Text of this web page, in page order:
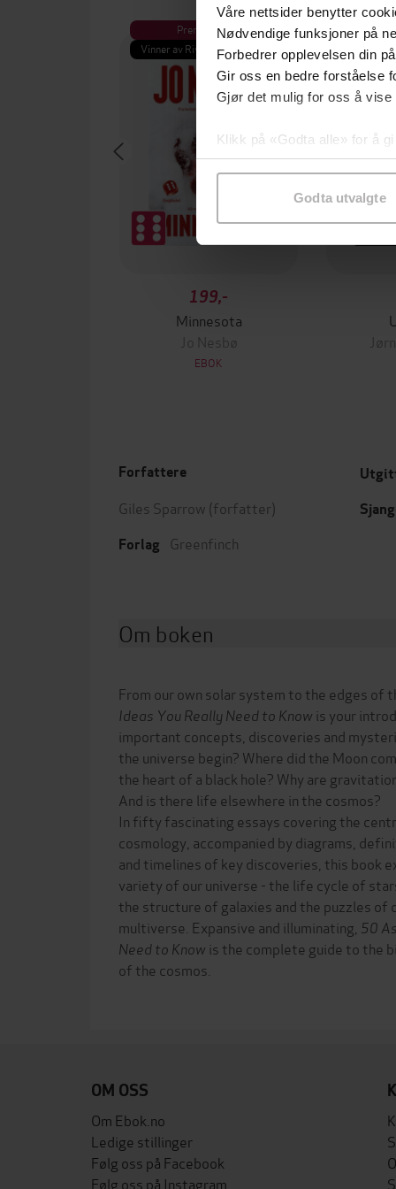
Våre nettsider benytter
Nødvendige funksjoner på
Forbedrer opplevelsen din
Gir oss en bedre forståelse
Gjør det mulig for oss å vise
Klikk på «Godta alle» for å
samtykke til spesifikke
Godta utvalgte
Premium
Vinner av Rivertonprisen
199,-
Minnesota
Jo Nesbø
EBOK
Første
Forfattere
Giles Sparrow (forfatter)
Forlag Greenfinch
Om boken
From our own solar system to the edges of
Ideas You Really Need to Know is your
important concepts, discoveries and
the universe begin? Where did the Moon
the heart of a black hole? Why are
And is there life elsewhere in the cosmos?
In fifty fascinating essays covering the
cosmology, accompanied by diagrams,
and timelines of key discoveries, this book
variety of our universe - the life cycle of
the structure of galaxies and the puzzles of
multiverse. Expansive and illuminating, 50
Need to Know is the complete guide to the
of the cosmos.
OM OSS
Om Ebok.no
Ledige stillinger
Følg oss på Facebook
Følg oss på Instagram